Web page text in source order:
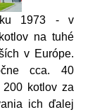
1973 - v
na tuhé
v Európe.
cca. 40
kotlov za
ich ďalej